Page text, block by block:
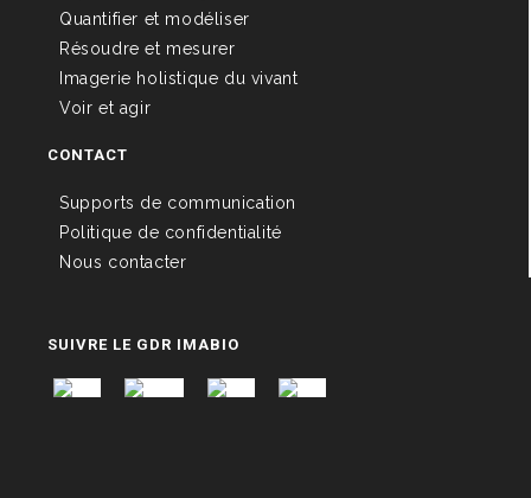
Quantifier et modéliser
Résoudre et mesurer
Imagerie holistique du vivant
Voir et agir
CONTACT
Supports de communication
Politique de confidentialité
Nous contacter
SUIVRE LE GDR IMABIO